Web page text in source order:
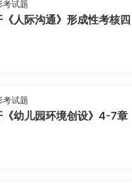
考试题
《人际沟通》形成性考核四
考试题
《幼儿园环境创设》4-7章